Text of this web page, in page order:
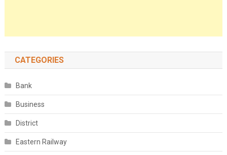
CATEGORIES
Bank
Business
District
Eastern Railway